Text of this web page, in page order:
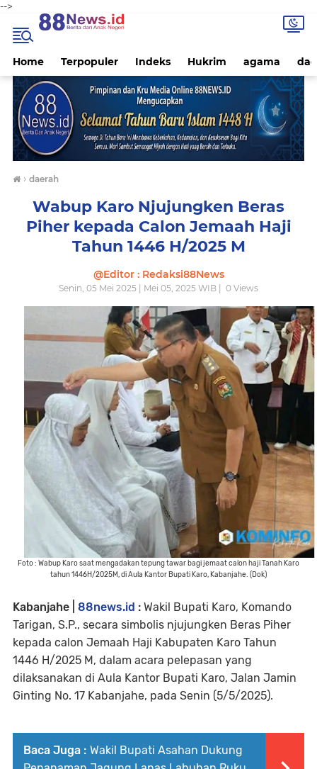
-->
Home Terpopuler Indeks Hukrim agama
› daerah
Wabup Karo Njujungken Beras
Piher kepada Calon Jemaah Haji
Tahun 1446 H/2025 M
@Editor : Redaksi88News
Senin, 05 Mei 2025 | Mei 05, 2025 WIB | 0 Views
Foto : Wabup Karo saat mengadakan tepung tawar bagi jemaat calon haji Tanah Karo
tahun 1446H/2025M, di Aula Kantor Bupati Karo, Kabanjahe. (Dok)
Kabanjahe | 88news.id : Wakil Bupati Karo, Komando
Tarigan, S.P., secara simbolis njujungken Beras Piher
kepada calon Jemaah Haji Kabupaten Karo Tahun
1446 H/2025 M, dalam acara pelepasan yang
dilaksanakan di Aula Kantor Bupati Karo, Jalan Jamin
Ginting No. 17 Kabanjahe, pada Senin (5/5/2025).
Baca Juga : Wakil Bupati Asahan Dukung